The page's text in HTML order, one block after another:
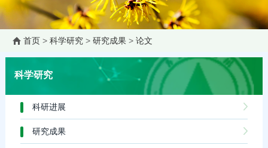
首页> 科学研究> 研究成果> 论文
科学研究
科研进展
研究成果